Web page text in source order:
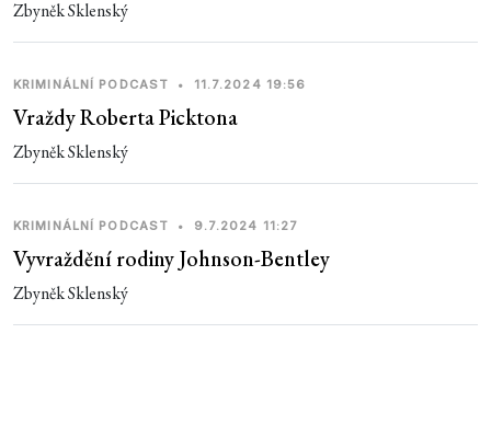
Zbyněk Sklenský
KRIMINÁLNÍ PODCAST • 11.7.2024 19:56
Vraždy Roberta Picktona
Zbyněk Sklenský
KRIMINÁLNÍ PODCAST • 9.7.2024 11:27
Vyvraždění rodiny Johnson-Bentley
Zbyněk Sklenský